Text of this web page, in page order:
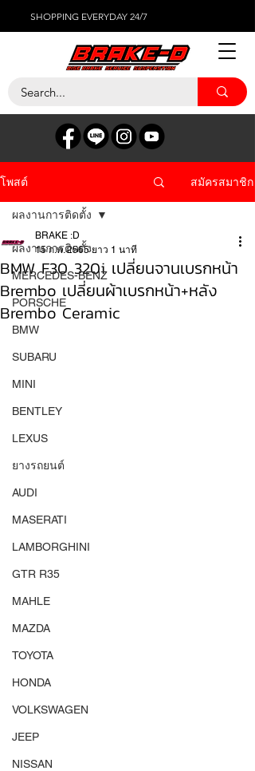
SHOPPING EVERYDAY 24/7
โพสต์ สมัครสมาชิก
ผลงานการติดตั้ง
MERCEDES-BENZ
PORSCHE
BMW
SUBARU
MINI
BENTLEY
LEXUS
ยางรถยนต์
AUDI
MASERATI
LAMBORGHINI
GTR R35
MAHLE
MAZDA
TOYOTA
HONDA
VOLKSWAGEN
JEEP
NISSAN
ผลงานการติดตั้ง
BMW F30 320i เปลี่ยนจานเบรกหน้า
Brembo เปลี่ยนผ้าเบรกหน้า+หลัง
Brembo Ceramic
BRAKE :D
15 ก.พ. 2565 ยาว 1 นาที